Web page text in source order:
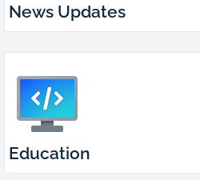
News Updates
Education